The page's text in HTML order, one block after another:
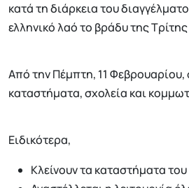
κατά τη διάρκεια του
ελληνικό λαό το βράδυ της
Από την Πέμπτη, 11 Φεβρουαρίου,
καταστήματα, σχολεία και
Ειδικότερα,
Κλείνουν τα καταστήματα